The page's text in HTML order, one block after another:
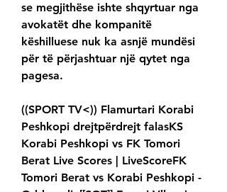
se megjithëse ishte shqyrtuar nga
avokatët dhe kompanitë
këshilluese nuk ka asnjë mundësi
për të përjashtuar një qytet nga
pagesa.
((SPORT TV<)) Flamurtari Korabi
Peshkopi drejtpërdrejt falasKS
Korabi Peshkopi vs FK Tomori
Berat Live Scores | LiveScoreFK
Tomori Berat vs Korabi Peshkopi -